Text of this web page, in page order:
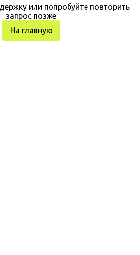
или попробуйте повторить
запрос позже
На главную